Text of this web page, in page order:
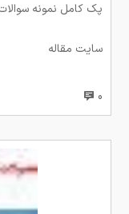
پک کامل نمونه
سایت مقاله
0